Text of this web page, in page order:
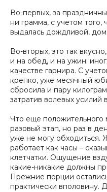
Во-первых, за
ни грамма, с учетом того,
выдалась дождливой,
Во-вторых, это так
и на обед, и на ужин:
качестве гарнира. С
крепко, уже месячный
сбросила и пару
затратив волевых усилий
Что еще
разовый этап, но раз в
уже не могу обходиться.
работает как часы –
клетчатки. Ощущение
какие-никакие должны
Прежние порции
практически вполовину.